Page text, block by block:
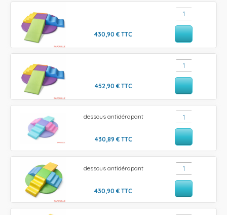
430,90€ TTC
452,90 € TTC
dessous antidérapant
430,89 € TTC
dessous antidérapant
430,90€ TTC